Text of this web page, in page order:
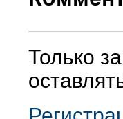
Только